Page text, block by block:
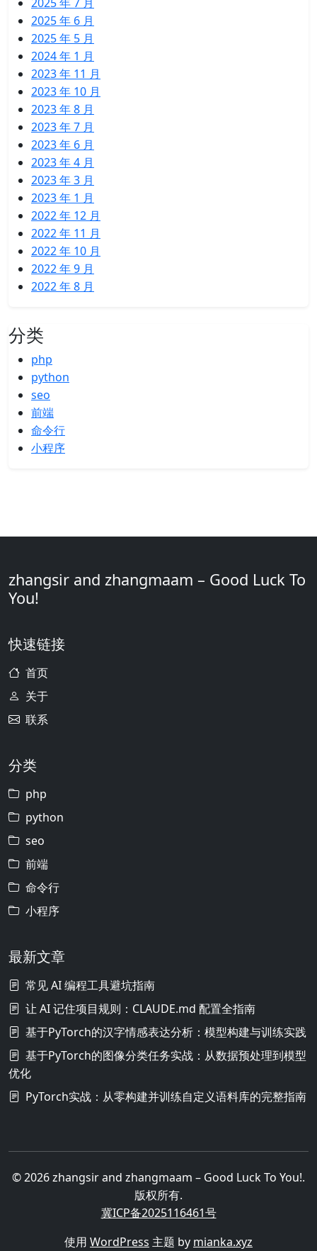
2025 年 6 月
2025 年 5 月
2024 年 1 月
2023 年 11 月
2023 年 10 月
2023 年 8 月
2023 年 7 月
2023 年 6 月
2023 年 4 月
2023 年 3 月
2023 年 1 月
2022 年 12 月
2022 年 11 月
2022 年 10 月
2022 年 9 月
2022 年 8 月
分类
php
python
seo
前端
命令行
小程序
zhangsir and zhangmaam – Good Luck To
You!
快速链接
首页
关于
联系
分类
php
python
seo
前端
命令行
小程序
最新文章
常见 AI 编程工具避坑指南
让 AI 记住项目规则：CLAUDE.md 配置全指南
基于PyTorch的汉字情感表达分析：模型构建与训练实践
基于PyTorch的图像分类任务实战：从数据预处理到模型
优化
PyTorch实战：从零构建并训练自定义语料库的完整指南
© 2026 zhangsir and zhangmaam – Good Luck To You!.
版权所有.
冀ICP备2025116461号
使用 WordPress 主题 by mianka.xyz